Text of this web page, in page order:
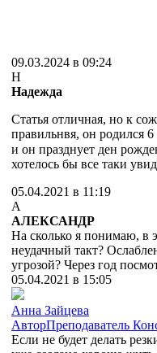
09.03.2024 в 09:24
Н
Надежда
Статья отличная, но к
правильнвя, он родился
и он празднует ден
хотелось бы все таки
05.04.2021 в 11:19
А
АЛЕКСАНДР
На сколько я понимаю, в
неудачный такт?
угрозой? Через год
05.04.2021 в 15:05
Анна Зайцева
АвторПреподаватель
Если не будет делать